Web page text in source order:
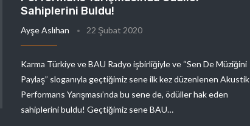
Sahiplerini Buldu!
Ayşe Aslıhan 22 Şubat 2020
Karma Türkiye ve BAU Radyo işbirliğiyle ve “Sen De Müziğini
Paylaş” sloganıyla geçtiğimiz sene ilk kez düzenlenen Akustik
Performans Yarışması’nda bu sene de, ödüller hak eden
sahiplerini buldu! Geçtiğimiz sene BAU…